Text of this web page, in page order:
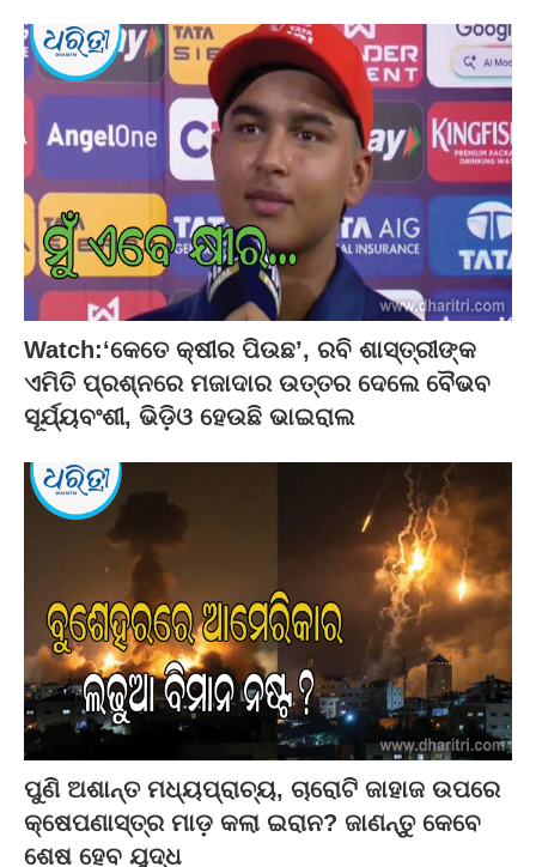
Watch:‘କେତେ କ୍ଷୀର ପିଉଛ’, ରବି ଶାସ୍ତ୍ରୀଙ୍କ
ଏମିତି ପ୍ରଶ୍ନରେ ମଜାଦାର ଉତ୍ତର ଦେଲେ ବୈଭବ
ସୂର୍ଯ୍ୟବଂଶୀ, ଭିଡ଼ିଓ ହେଉଛି ଭାଇରାଲ
ପୁଣି ଅଶାନ୍ତ ମଧ୍ୟପ୍ରାଚ୍ୟ, ଚାରୋଟି ଜାହାଜ ଉପରେ
କ୍ଷେପଣାସ୍ତ୍ର ମାଡ଼ କଲା ଇରାନ? ଜାଣନ୍ତୁ କେବେ
ଶେଷ ହେବ ଯୁଦ୍ଧ